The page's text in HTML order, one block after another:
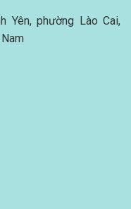
Yên, phường Lào Cai,